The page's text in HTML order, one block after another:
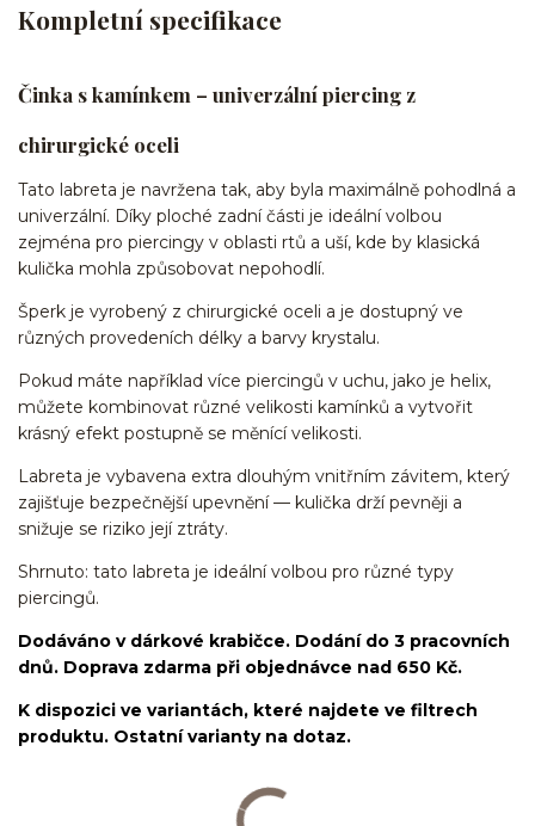
Kompletní specifikace
Činka s kamínkem – univerzální piercing z
chirurgické oceli
Tato labreta je navržena tak, aby byla maximálně pohodlná a
univerzální. Díky ploché zadní části je ideální volbou
zejména pro piercingy v oblasti rtů a uší, kde by klasická
kulička mohla způsobovat nepohodlí.
Šperk je vyrobený z chirurgické oceli a je dostupný ve
různých provedeních délky a barvy krystalu.
Pokud máte například více piercingů v uchu, jako je helix,
můžete kombinovat různé velikosti kamínků a vytvořit
krásný efekt postupně se měnící velikosti.
Labreta je vybavena extra dlouhým vnitřním závitem, který
zajišťuje bezpečnější upevnění — kulička drží pevněji a
snižuje se riziko její ztráty.
Shrnuto: tato labreta je ideální volbou pro různé typy
piercingů.
Dodáváno v dárkové krabičce. Dodání do 3 pracovních
dnů. Doprava zdarma při objednávce nad 650 Kč.
K dispozici ve variantách, které najdete ve filtrech
produktu. Ostatní varianty na dotaz.